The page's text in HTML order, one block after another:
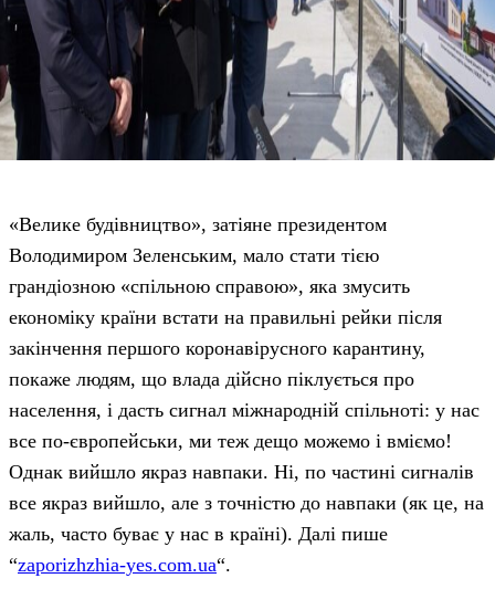
«Велике будівництво», затіяне президентом
Володимиром Зеленським, мало стати тією
грандіозною «спільною справою», яка змусить
економіку країни встати на правильні рейки після
закінчення першого коронавірусного карантину,
покаже людям, що влада дійсно піклується про
населення, і дасть сигнал міжнародній спільноті: у нас
все по-європейськи, ми теж дещо можемо і вміємо!
Однак вийшло якраз навпаки. Ні, по частині сигналів
все якраз вийшло, але з точністю до навпаки (як це, на
жаль, часто буває у нас в країні). Далі пише
“zaporizhzhia-yes.com.ua“.